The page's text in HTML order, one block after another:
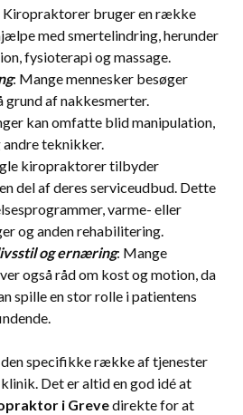
Kiropraktorer bruger en række
med smertelindring, herunder
fysioterapi og massage.
: Mange mennesker besøger
af nakkesmerter.
kan omfatte blid manipulation,
teknikker.
kiropraktorer tilbyder
del af deres serviceudbud. Dette
varme- eller
og anden rehabilitering.
og ernæring: Mange
også råd om kost og motion, da
spille en stor rolle i patientens
specifikke række af tjenester
Det er altid en god idé at
i Grevedirekte for at